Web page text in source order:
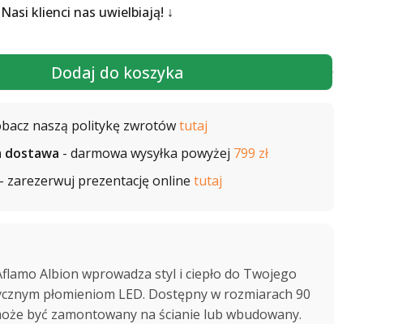
Nasi klienci nas uwielbiają!
Dodaj do koszyka
naszą politykę zwrotówtutaj
dostawa - darmowa wysyłka powyżej 799 zł
- zarezerwuj prezentację online tutaj
Albion wprowadza styl i ciepło do Twojego
płomieniom LED. Dostępny w rozmiarach 90
być zamontowany na ścianie lub wbudowany.